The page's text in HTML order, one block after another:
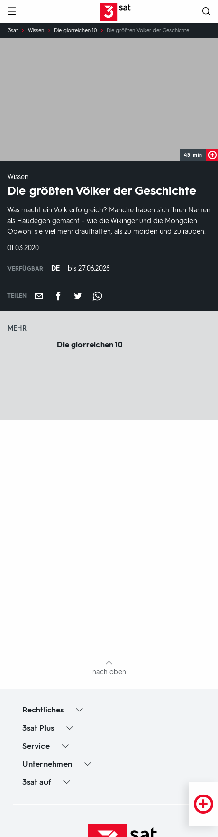
Hauptnavigation 3SAT
Sie
sind
3sat Wissen Die glorreichen 10 Die größten Völker der Geschichte
43 min
Wissen
Die größten Völker der Geschichte
Was macht ein Volk erfolgreich? Manche haben sich ihren Namen
als Haudegen gemacht - wie die Wikinger und die Mongolen.
Obwohl sie viel mehr draufhatten, als zu morden und zu rauben.
DATUM:
01.03.2020
VERFÜGBAR DE bis 27.06.2028
TEILEN
MEHR
Die glorreichen 10
nach oben
Rechtliches
3sat Plus
Service
Unternehmen
3sat auf